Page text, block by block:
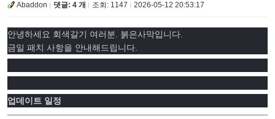
Abaddon 댓글: 4 개 조회: 1147 2026-05-12 20:53:17
안녕하세요 회색갈기 여러분. 붉은사막입니다.
금일 패치 사항을 안내해드립니다.
업데이트 일정